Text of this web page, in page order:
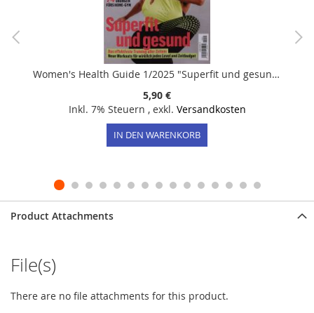
Women's Health Guide 1/2025 "Superfit und gesund"
5,90 €
Inkl. 7% Steuern , exkl. Versandkosten
IN DEN WARENKORB
Product Attachments
File(s)
There are no file attachments for this product.